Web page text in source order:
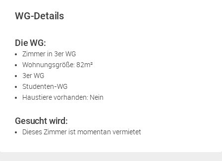
WG-Details
Die WG:
Zimmer in 3er WG
Wohnungsgröße: 82m²
3er WG
Studenten-WG
Haustiere vorhanden: Nein
Gesucht wird:
Dieses Zimmer ist momentan vermietet